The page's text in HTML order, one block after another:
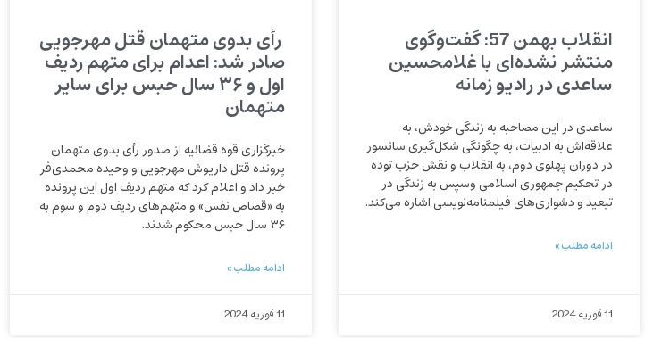
انقلاب بهمن 57: گفت‌وگوی
منتشر نشده‌ای با غلامحسین
ساعدی در رادیو زمانه
ساعدی در این مصاحبه به زندگی خودش، به
علاقه‌اش به ادبیات، به چگونگی شکل‌گیری سانسور
در دوران پهلوی دوم، به انقلاب و نقش حزب توده
در تحکیم جمهوری اسلامی وسپس به زندگی در
تبعید و دشواری‌های فیلمنامه‌نویسی اشاره می‌کند.
ادامه مطلب »
11 فوریه 2024
رأی بدوی متهمان قتل مهرجویی
صادر شد: اعدام برای متهم ردیف
اول و ۳۶ سال حبس برای سایر
متهمان
خبرگزاری قوه قضائیه از صدور رأی بدوی متهمان
پرونده قتل داریوش مهرجویی و وحیده محمدی‌فر
خبر داد و اعلام کرد که متهم ردیف اول این پرونده
به «قصاص نفس» و متهم‌های ردیف دوم و سوم به
۳۶ سال حبس محکوم شدند.
ادامه مطلب »
11 فوریه 2024